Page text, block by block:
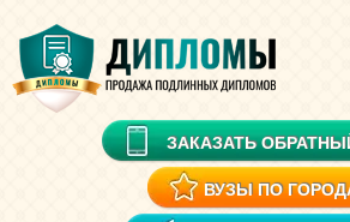
ЗАКАЗАТЬ
ВУЗЫ ПО